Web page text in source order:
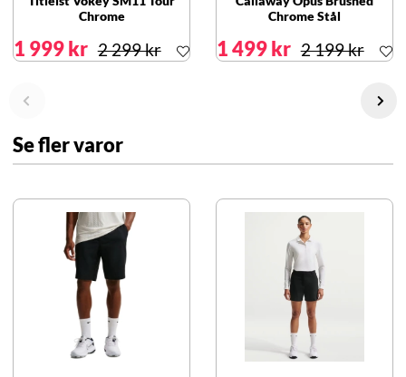
Chrome
1 999 kr 2 299 kr
Chrome Stål
1 499 kr 2 199 kr
Se fler varor